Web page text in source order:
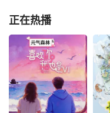
正在热播